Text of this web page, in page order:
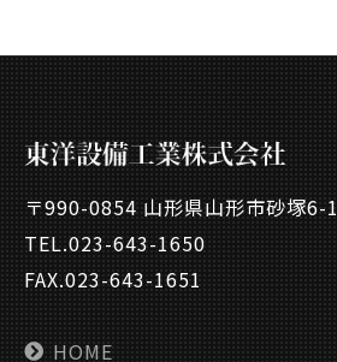
〒990-0854 山形県山形市砂塚6-1
TEL.023-643-1650
FAX.023-643-1651
HOME